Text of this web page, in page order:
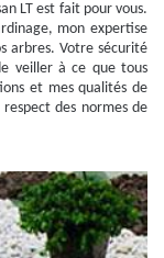
LT est fait pour vous.
mon expertise
arbres. Votre sécurité
veiller à ce que tous
et mes qualités de
des normes de